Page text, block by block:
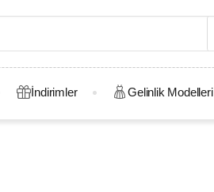
İndirimler Gelinlik Modelleri